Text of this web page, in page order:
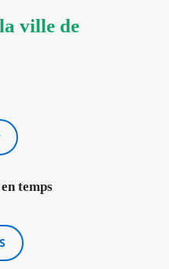
ville de
temps